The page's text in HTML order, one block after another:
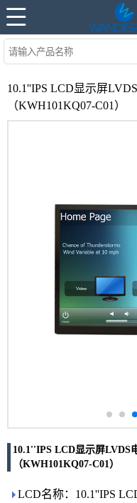
10.1''IPS LCD显示屏
（KWH101KQ07-C01）
10.1''IPS LCD显示屏LVDS
（KWH101KQ07-C01）
LCD名称：10.1''IPS